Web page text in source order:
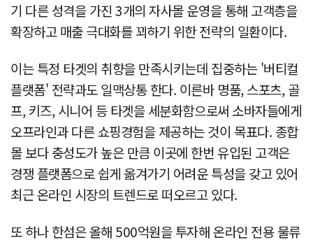
기 다른 성격을 가진 3개의 자사몰 운영을 통해 고객층을
확장하고 매출 극대화를 꾀하기 위한 전략의 일환이다.
이는 특정 타겟의 취향을 만족시키는데 집중하는 '버티컬
플랫폼' 전략과도 일맥상통 한다. 이른바 명품, 스포츠, 골
프, 키즈, 시니어 등 타겟을 세분화함으로써 소바자들에게
오프라인과 다른 쇼핑경험을 제공하는 것이 목표다. 종합
몰 보다 충성도가 높은 만큼 이곳에 한번 유입된 고객은
경쟁 플랫폼으로 쉽게 옮겨가기 어려운 특성을 갖고 있어
최근 온라인 시장의 트렌드로 떠오르고 있다.
또 하나 한섬은 올해 500억원을 투자해 온라인 전용 물류